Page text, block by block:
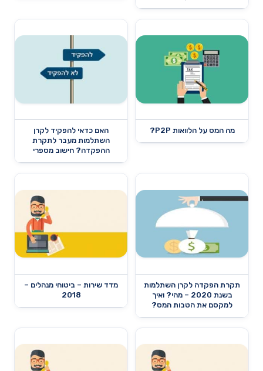
מה המס על הלוואות P2P?
האם כדאי להפקיד לקרן
השתלמות מעבר לתקרת
ההפקדה? חישוב מספרי
תקרת הפקדה לקרן השתלמות
בשנת 2020 – מהי? ואיך
למקסם את הטבות המס?
מדד שירות – ביטוחי מנהלים –
2018